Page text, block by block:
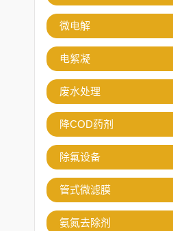
微电解
电絮凝
废水处理
降COD药剂
除氟设备
管式微滤膜
氨氮去除剂